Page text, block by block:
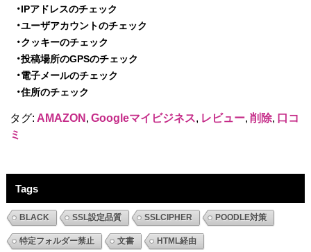
・IPアドレスのチェック
・ユーザアカウントのチェック
・クッキーのチェック
・投稿場所のGPSのチェック
・電子メールのチェック
・住所のチェック
タグ:AMAZON,Googleマイビジネス, レビュー,削除, 口コ
ミ
Tags
BLACK SSL設定品質 SSLCIPHER POODLE対策
特定フォルダー禁止 文書 HTML経由